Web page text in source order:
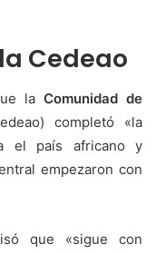
Cedeao
la Comunidad de
completó «la
el país africano y
empezaron con
que «sigue con